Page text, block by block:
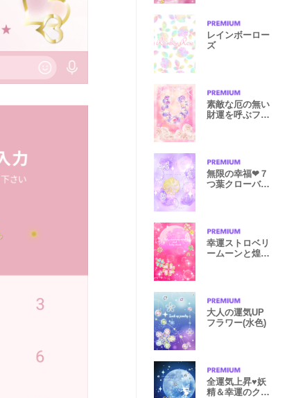
レインボーロー
ズ
素敵な厄の無い
財運を呼ぶフラ
無限の幸福❤︎７
つ葉クローバー
幸運ストロベリ
ームーンと煌め
大人の運気UP
フラワー(水色)
全運気上昇♥妖
精＆幸運のクロ